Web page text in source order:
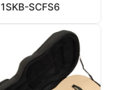
1SKB-SCFS6